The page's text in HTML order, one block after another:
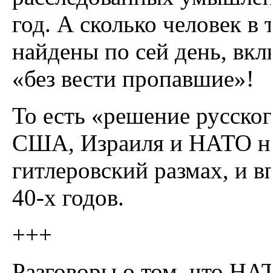
год. А сколько человек в
найдены по сей день,
«без вести пропавшие»!
То есть «решение
США, Израиля и НАТО
гитлеровский размах, и
40-х годов.
+++